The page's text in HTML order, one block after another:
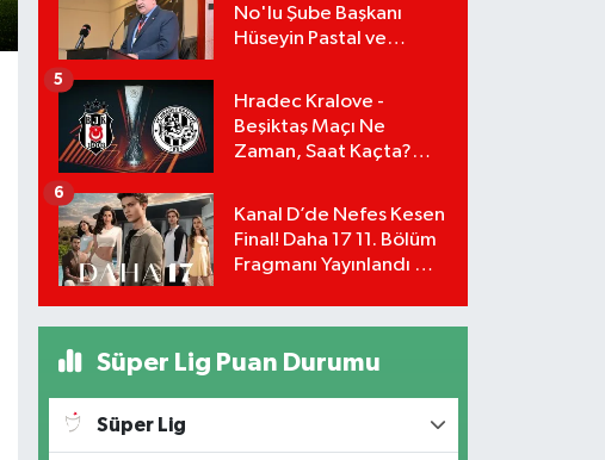
No'lu Şube Başkanı
Hüseyin Pastal ve
Hradec Kralove -
Beşiktaş Maçı Ne
Zaman, Saat Kaçta?
Detayları!
5
Kanal D’de Nefes Kesen
Final! Daha 17 11. Bölüm
Fragmanı Yayınlandı Mı?
6
Süper Lig Puan Durumu
Süper Lig